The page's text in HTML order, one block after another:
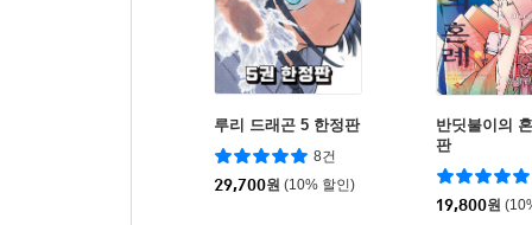
루리 드래곤 5 한정판
8건
29,700원 (10% 할인)
반딧불이의
판
19,800원